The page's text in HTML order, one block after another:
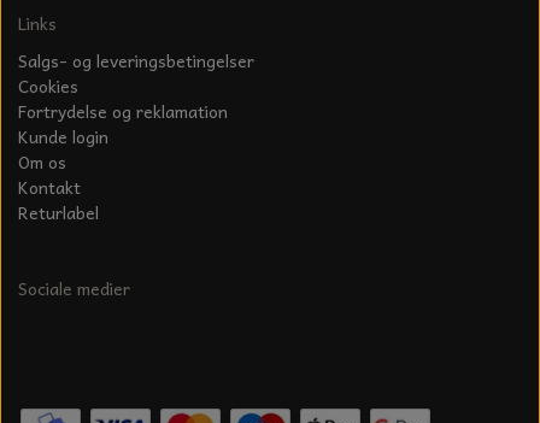
Links
Salgs- og leveringsbetingelser
Cookies
Fortrydelse og reklamation
Kunde login
Om os
Kontakt
Returlabel
Sociale medier